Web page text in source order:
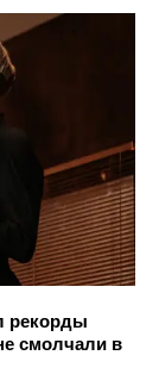
рекорды
смолчали в